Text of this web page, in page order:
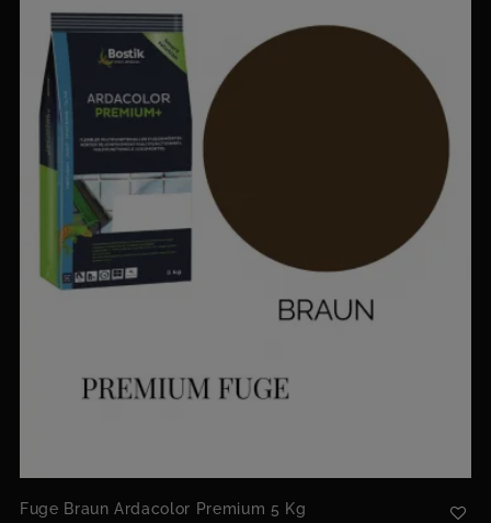
Fuge Braun Ardacolor Premium 5 Kg